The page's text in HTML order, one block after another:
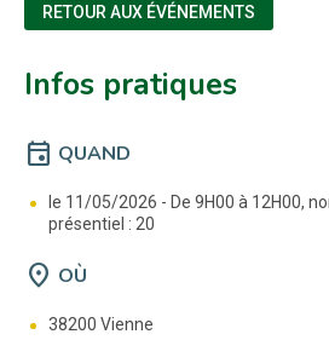
RETOUR AUX ÉVÉNEMENTS
Infos pratiques
event QUAND
le 11/05/2026 - De 9H00 à 12H00,
présentiel : 20
location_on OÙ
38200 Vienne